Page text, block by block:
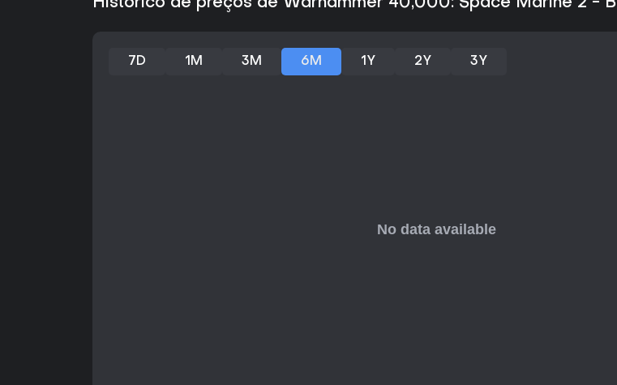
Histórico de preços de Warhammer 40,000: Space Marine 2 -
7D 1M 3M 6M 1Y 2Y 3Y